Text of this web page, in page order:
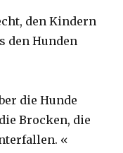
den Kindern
den Hunden
die Hunde
Brocken, die
«